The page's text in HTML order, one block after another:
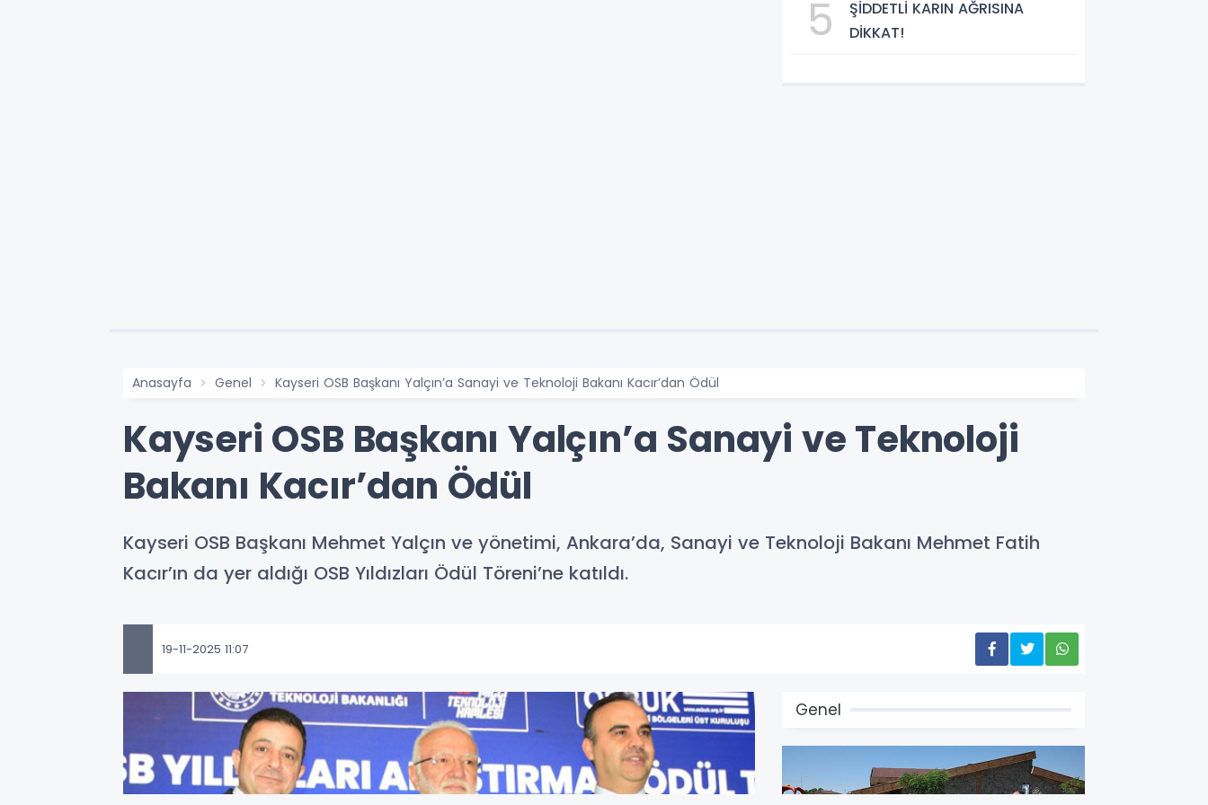
5
ŞİDDETLİ KARIN AĞRISINA
DİKKAT!
Anasayfa Genel Kayseri OSB Başkanı Yalçın’a Sanayi ve Teknoloji Bakanı Kacır’dan Ödül
Kayseri OSB Başkanı Yalçın’a Sanayi ve Teknoloji
Bakanı Kacır’dan Ödül
Kayseri OSB Başkanı Mehmet Yalçın ve yönetimi, Ankara’da, Sanayi ve Teknoloji Bakanı Mehmet Fatih
Kacır’ın da yer aldığı OSB Yıldızları Ödül Töreni’ne katıldı.
19-11-2025 11:07
Genel